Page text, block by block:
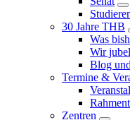
30 Jahre THB
Was
Wir
Blog
Termine &
Zentren